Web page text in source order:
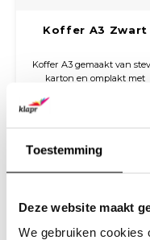
Toestemming
Deze website maakt
We gebruiken cookies
Koffer A3 Zwart
Koffer A3 gemaakt van
karton en omplakt met
met glossy laminaat. De
een kunststoffen handvat
sluiting.